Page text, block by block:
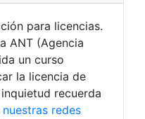
para licencias.
ANT (Agencia
un curso
la licencia de
recuerda
nuestras redes